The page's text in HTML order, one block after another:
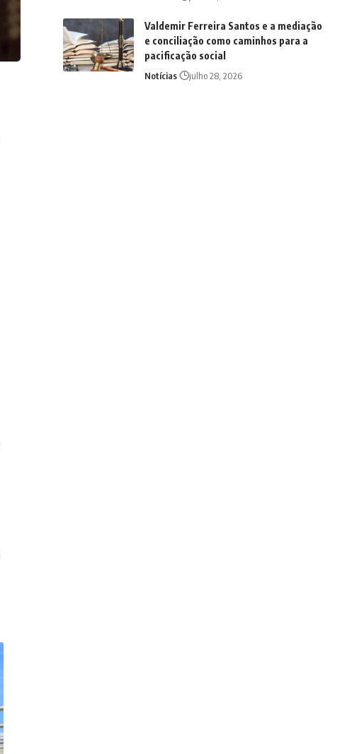
Valdemir Ferreira Santos e a mediação
e conciliação como caminhos para a
pacificação social
Notícias julho 28, 2026